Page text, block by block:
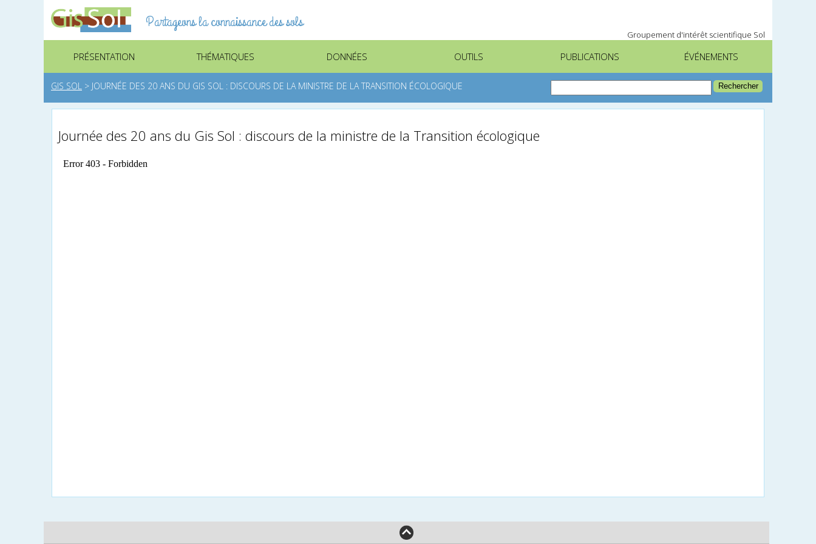
Partageons la connaissance des sols
Groupement d'intérêt scientifique Sol
PRÉSENTATION THÉMATIQUES DONNÉES OUTILS PUBLICATIONS ÉVÉNEMENTS
GIS SOL > JOURNÉE DES 20 ANS DU GIS SOL : DISCOURS DE LA MINISTRE DE LA TRANSITION ÉCOLOGIQUE
Journée des 20 ans du Gis Sol : discours de la ministre de la Transition écologique